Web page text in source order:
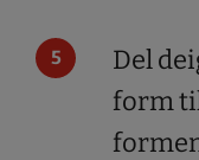
Del
form